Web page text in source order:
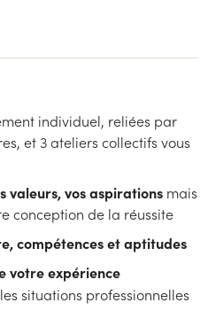
individuel, reliées par
et 3 ateliers collectifs vous
valeurs, vos aspirations mais
conception de la réussite
compétences et aptitudes
votre expérience
situations professionnelles